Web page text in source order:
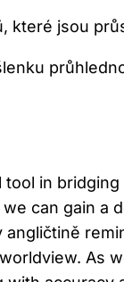
jsou
in
can gain a
As